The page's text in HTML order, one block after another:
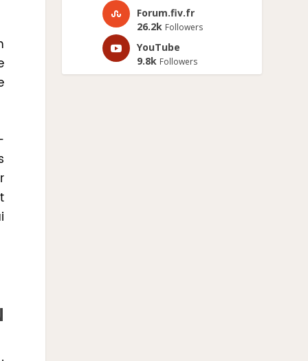
Forum.fiv.fr
26.2k Followers
YouTube
9.8k Followers